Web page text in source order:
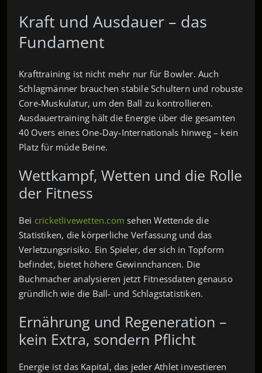
Kraft und Ausdauer – das
Fundament
Krafttraining ist nicht mehr nur für Bowler. Auch
Schlagmänner brauchen stabile Schultern und robuste
Core‑Muskulatur, um den Ball zu kontrollieren.
Ausdauertraining hält die Energie über die gesamten
40 Overs eines One‑Day‑Internationals hinweg – kein
Platz für müde Beine.
Wettkampf, Wetten und die Rolle
der Fitness
Bei cricketlivewetten.com sehen Wettende die
Statistiken, die körperliche Verfassung und das
Verletzungsrisiko. Ein Spieler, der sich in Topform
befindet, bietet höhere Gewinnchancen. Die
Buchmacher analysieren jetzt Fitnessdaten genauso
gründlich wie die Ball‑ und Schlagstatistiken.
Ernährung und Regeneration –
kein Extra, sondern Pflicht
Energie ist das Kapital, das jeder Athlet investieren